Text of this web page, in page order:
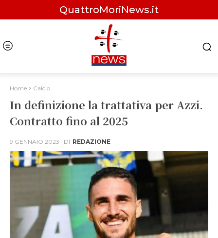
QuattroMoriNews.it
Home Calcio
In definizione la trattativa per Azzi.
Contratto fino al 2025
9 GENNAIO 2023 DI REDAZIONE